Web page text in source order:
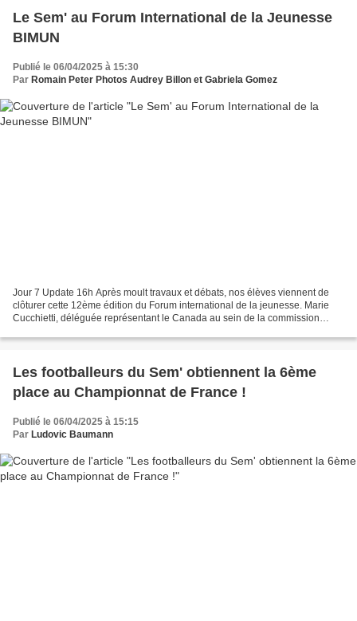
Le Sem' au Forum International de la Jeunesse
BIMUN
Publié le 06/04/2025 à 15:30
Par Romain Peter Photos Audrey Billon et Gabriela Gomez
Jour 7 Update 16h Après moult travaux et débats, nos élèves viennent de
clôturer cette 12ème édition du Forum international de la jeunesse. Marie
Cucchietti, déléguée représentant le Canada au sein de la commission
Les footballeurs du Sem' obtiennent la 6ème
place au Championnat de France !
Publié le 06/04/2025 à 15:15
Par Ludovic Baumann